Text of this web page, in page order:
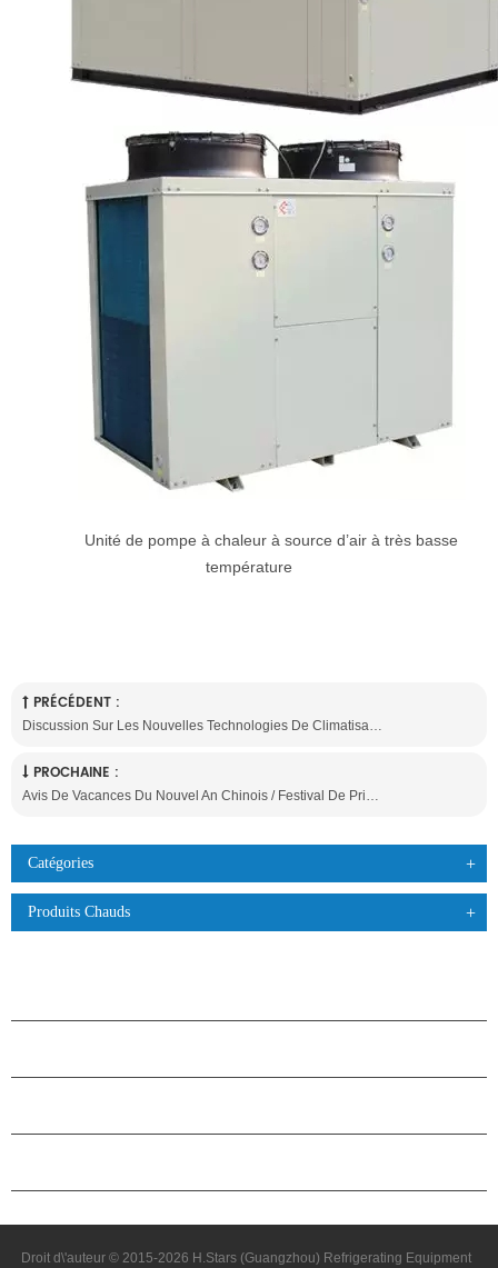
Unité de pompe à chaleur à source d’air à très basse
température
PRÉCÉDENT :
PROCHAINE :
Catégories
Produits Chauds
Droit d\'auteur © 2015-2026 H.Stars (Guangzhou) Refrigerating Equipment